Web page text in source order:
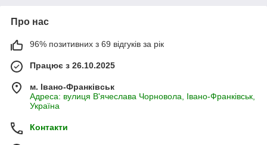
Про нас
96% позитивних з 69 відгуків за рік
Працює з 26.10.2025
м. Івано-Франківськ
Адреса: вулиця В'ячеслава Чорновола, Івано-Франківськ,
Україна
Контакти